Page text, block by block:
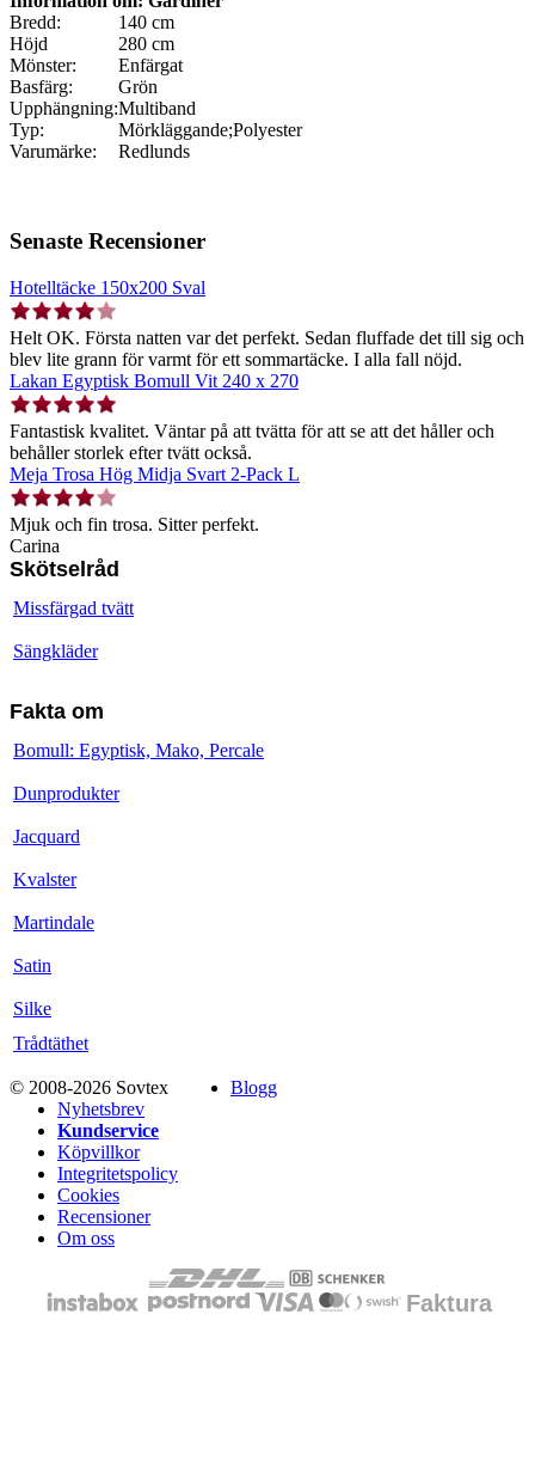
Bredd:
140 cm
Höjd
280 cm
Mönster:
Enfärgat
Basfärg:
Grön
Upphängning:Multiband
Typ:
Mörkläggande;Polyester
Varumärke:
Redlunds
Senaste Recensioner
Hotelltäcke 150x200 Sval
Helt OK. Första natten var det perfekt. Sedan fluffade det till sig och
blev lite grann för varmt för ett sommartäcke. I alla fall nöjd.
Lakan Egyptisk Bomull Vit 240 x 270
Fantastisk kvalitet. Väntar på att tvätta för att se att det håller och
behåller storlek efter tvätt också.
Meja Trosa Hög Midja Svart 2-Pack L
Mjuk och fin trosa. Sitter perfekt.
Carina
Skötselråd
Missfärgad tvätt
Sängkläder
Fakta om
Bomull: Egyptisk, Mako, Percale
Dunprodukter
Jacquard
Kvalster
Martindale
Satin
Silke
Trådtäthet
© 2008-2026 Sovtex
Blogg
Nyhetsbrev
Kundservice
Köpvillkor
Integritetspolicy
Cookies
Recensioner
Om oss